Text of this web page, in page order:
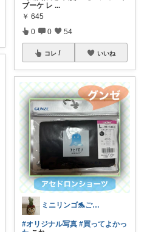
ブーケ レ ...
￥ 645
0 0 54
コレ いいね
ミニリンゴ🐬ご縁に感謝🌻ありがとう
#オリジナル写真 #買ってよかっ